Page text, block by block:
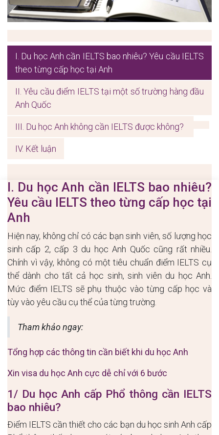
I. Du học Anh cần IELTS bao nhiêu? Yêu cầu IELTS
theo từng cấp học tại Anh
II. Yêu cầu điểm IELTS tại một số trường hàng đầu
Anh Quốc
III. Du học Anh không cần IELTS được không?
IV. Kết luận
I. Du học Anh cần IELTS bao nhiêu?
Yêu cầu IELTS theo từng cấp học tại
Anh
Hiện nay, không chỉ có các bạn sinh viên, số lượng học
sinh cấp 2, cấp 3 du học Anh Quốc cũng rất nhiều.
Chính vì vậy, không có một tiêu chuẩn điểm IELTS cụ
thể dành cho tất cả học sinh, sinh viên du học Anh.
Mức điểm IELTS sẽ phụ thuộc vào từng cấp học và
tùy vào yêu cầu cụ thể của từng trường.
Tham khảo ngay:
Tổng hợp các thông tin cần biết khi du học Anh
Xin visa du học Anh cực dễ chỉ với 6 bước
1/ Du học Anh cấp Phổ thông cần IELTS
bao nhiêu?
Điểm IELTS cần thiết cho các bạn du học sinh Anh cấp